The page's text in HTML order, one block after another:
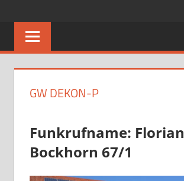
GW DEKON-P
Funkrufname: Florian
Bockhorn 67/1